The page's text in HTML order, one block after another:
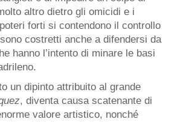
altro dietro gli omicidi e i
forti si contendono il controllo
costretti anche a difendersi da
hanno l’intento di minare le basi
un dipinto attribuito al grande
, diventa causa scatenante di
valore artistico, nonché